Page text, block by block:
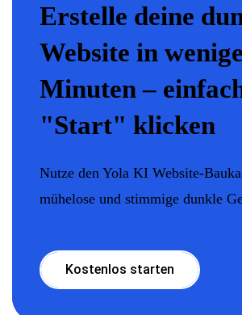
Erstelle deine
Website in
Minuten –
"Start" klicken
Nutze den Yola KI Website-
mühelose und stimmige dunkle
Kostenlos starten